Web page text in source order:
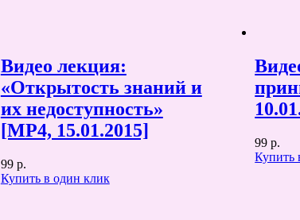
Видео лекция:
«Открытость знаний и
их недоступность»
[MP4, 15.01.2015]
99 р.
Купить в один клик
99 р.
Купить